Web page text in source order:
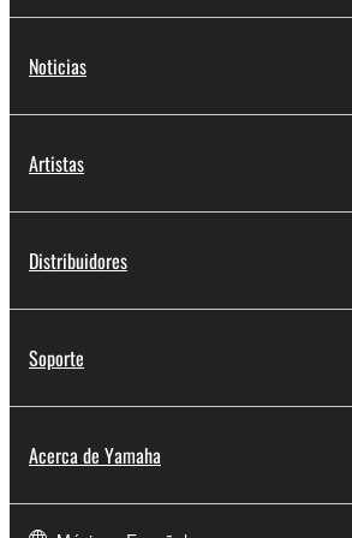
Noticias
Artistas
Distribuidores
Soporte
Acerca de Yamaha